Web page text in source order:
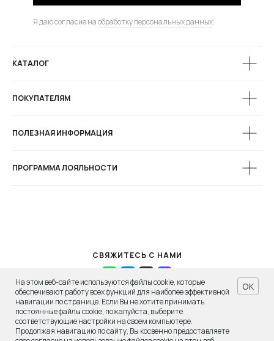
В каталоге одежды вы также найдете такие
категории изделий для женщин:уютные оверсайз
На этом веб-сайте используются файлы cookie, которые
обеспечивают работу всех функций для наиболее эффективной
навигации по странице. Если Вы не хотите принимать
постоянные файлы cookie, пожалуйста, выберите
соответствующие настройки на своем компьютере.
Продолжая навигацию по сайту, Вы косвенно предоставляете
OK
Я даю согласие наобработку персональных данных
КАТАЛОГ
ПОКУПАТЕЛЯМ
ПОЛЕЗНАЯ ИНФОРМАЦИЯ
ПРОГРАММА ЛОЯЛЬНОСТИ
СВЯЖИТЕСЬ С НАМИ
Карта сайта
MIRSTORES, 2015-2026